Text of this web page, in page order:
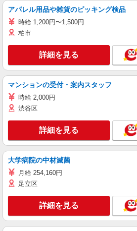
アパレル用品や雑貨のピッキング検品
時給 1,200円〜1,500円
柏市
詳細を見る
マンションの受付・案内スタッフ
時給 2,000円
渋谷区
詳細を見る
大学病院の中材滅菌
月給 254,160円
足立区
詳細を見る